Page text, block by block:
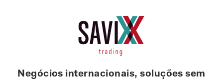
Negócios internacionais, soluções sem